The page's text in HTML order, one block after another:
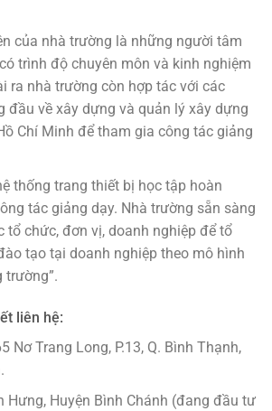
của nhà trường là những người tâm
trình độ chuyên môn và kinh nghiệm
ra nhà trường còn hợp tác với các
đầu về xây dựng và quản lý xây dựng
Chí Minh để tham gia công tác giảng
thống trang thiết bị học tập hoàn
tác giảng dạy. Nhà trường sẵn sàng
tổ chức, đơn vị, doanh nghiệp để tổ
tạo tại doanh nghiệp theo mô hình
trường”.
liên hệ:
Nơ Trang Long, P.13, Q. Bình Thạnh,
Hưng, Huyện Bình Chánh (đang đầu tư